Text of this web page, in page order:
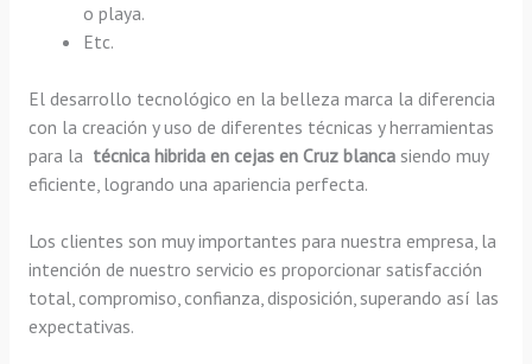
o playa.
Etc.
El desarrollo tecnológico en la belleza marca la diferencia
con la creación y uso de diferentes técnicas y herramientas
para la técnica hibrida en cejas en Cruz blancasiendo muy
eficiente, logrando una apariencia perfecta.
Los clientes son muy importantes para nuestra empresa, la
intención de nuestro servicio es proporcionar satisfacción
total, compromiso, confianza, disposición, superando así las
expectativas.